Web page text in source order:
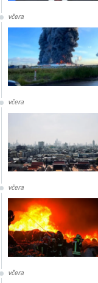
včera
včera
včera
včera